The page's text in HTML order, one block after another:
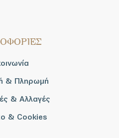
& Πληρωμή
& Αλλαγές
& Cookies